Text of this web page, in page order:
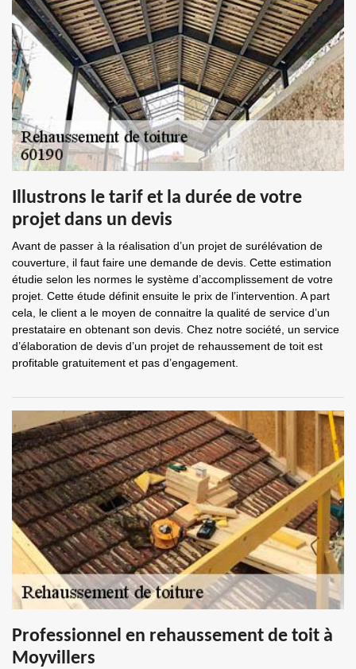
Illustrons le tarif et la durée de votre
projet dans un devis
Avant de passer à la réalisation d’un projet de surélévation de
couverture, il faut faire une demande de devis. Cette estimation
étudie selon les normes le système d’accomplissement de votre
projet. Cette étude définit ensuite le prix de l’intervention. A part
cela, le client a le moyen de connaitre la qualité de service d’un
prestataire en obtenant son devis. Chez notre société, un service
d’élaboration de devis d’un projet de rehaussement de toit est
profitable gratuitement et pas d’engagement.
Professionnel en rehaussement de toit à
Moyvillers